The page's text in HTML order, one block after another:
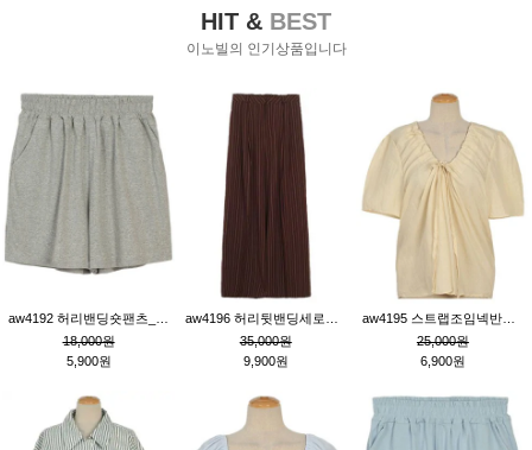
HIT & BEST
이노빌의 인기상품입니다
18,000원
5,900원
35,000원
9,900원
25,000원
6,900원